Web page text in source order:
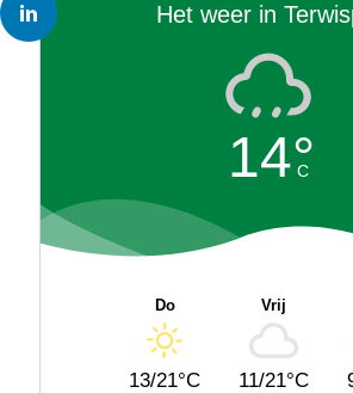
Het weer in
14°
C
Do
13/21°C
Vrij
11/21°C